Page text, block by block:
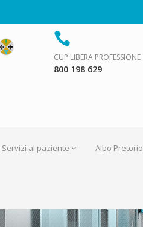
CUP LIBERA PROFESSIONE
800 198 629
Servizi al paziente Albo Pretorio